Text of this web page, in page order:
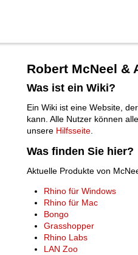
Robert McNeel &
Was ist ein Wiki?
Ein Wiki ist eine Website,
kann. Alle Nutzer können
unsere Hilfsseite.
Was finden Sie hier?
Aktuelle Produkte von
Rhino für Windows
Rhino für Mac
Bongo
Grasshopper
Rhino Labs
LAN Zoo